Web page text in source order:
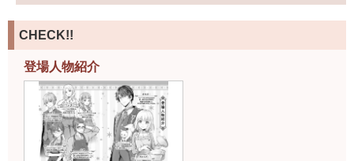
CHECK!!
登場人物紹介